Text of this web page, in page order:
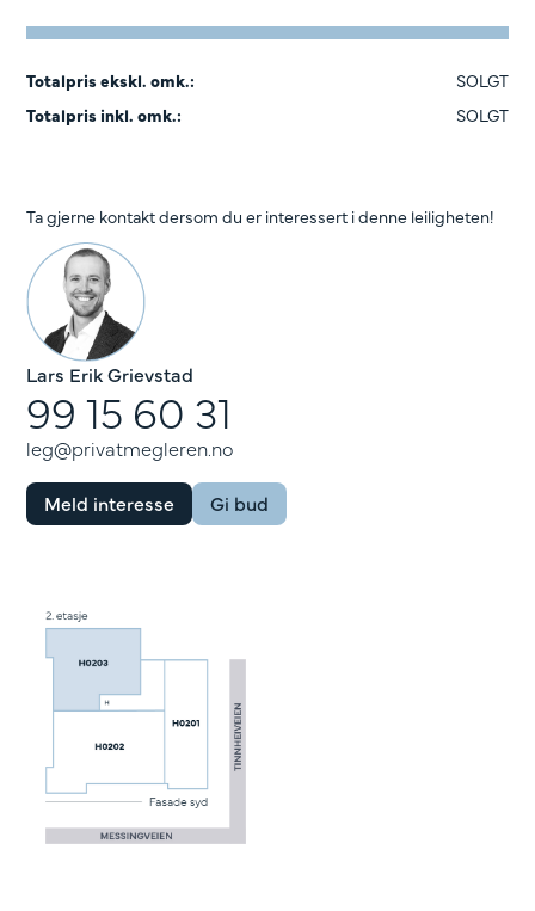
Totalpris ekskl. omk.:
SOLGT
Totalpris inkl. omk.:
SOLGT
Ta gjerne kontakt dersom du er interessert i denne leiligheten!
Lars Erik Grievstad
99 15 60 31
leg@privatmegleren.no
Meld interesse Gi bud